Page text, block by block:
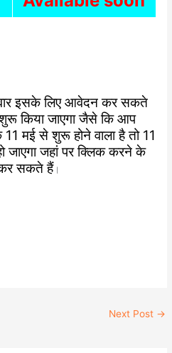
इसके लिए आवेदन कर सकते
किया जाएगा जैसे कि आप
मई से शुरू होने वाला है तो 11
जाएगा जहां पर क्लिक करने के
सकते हैं।
Next Post →